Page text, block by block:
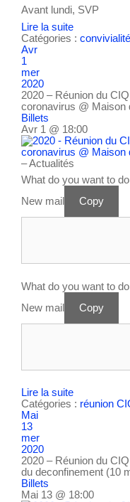
Avant lundi, SVP
Lire la suite
Catégories : convivialité
Avr
1
mer
2020
2020 – Réunion du
coronavirus @ Maison
Billets
Avr 1 @ 18:00
– Actualités
What do you want to
New mail
Copy
What do you want to
New mail
Copy
Lire la suite
Catégories : réunion
Mai
13
mer
2020
2020 – Réunion du
du deconfinement (10
Billets
Mai 13 @ 18:00